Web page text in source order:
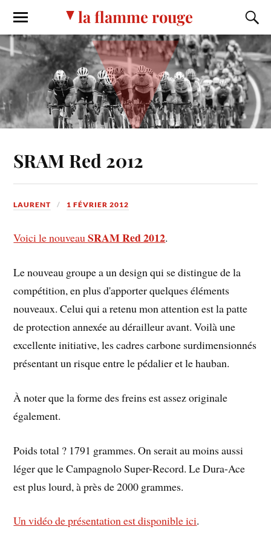
la flamme rouge
SRAM Red 2012
LAURENT 1 FÉVRIER 2012
Voici le nouveauSRAM Red 2012.
Le nouveau groupe a un design qui se distingue de la
compétition, en plus d'apporter quelques éléments
nouveaux. Celui qui a retenu mon attention est la patte
de protection annexée au dérailleur avant. Voilà une
excellente initiative, les cadres carbone surdimensionnés
présentant un risque entre le pédalier et le hauban.
À noter que la forme des freins est assez originale
également.
Poids total ? 1791 grammes. On serait au moins aussi
léger que le Campagnolo Super-Record. Le Dura-Ace
est plus lourd, à près de 2000 grammes.
Un vidéo de présentation est disponible ici.